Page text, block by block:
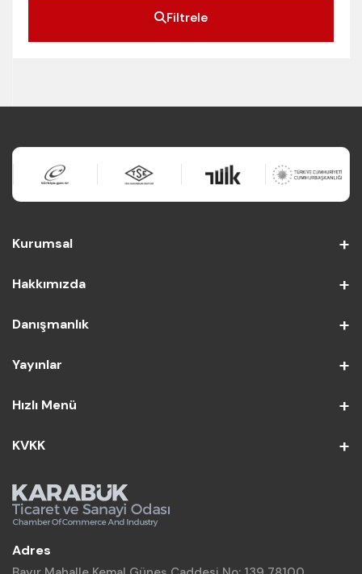
Filtrele
Kurumsal
Hakkımızda
Danışmanlık
Yayınlar
Hızlı Menü
KVKK
Adres